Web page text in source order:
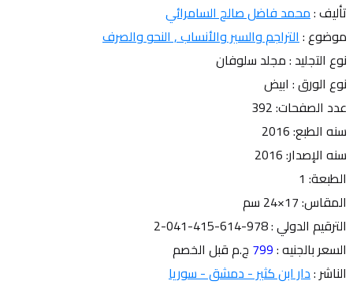
تأليف : محمد فاضل صالح السامرائي
موضوع : التراجم والسير والأنساب , النحو والصرف
نوع التجليد : مجلد سلوفان
نوع الورق : ابيض
عدد الصفحات: 392
سنه الطبع: 2016
سنه الإصدار: 2016
الطبعة: 1
المقاس: 17×24 سم
الترقيم الدولي : 978-614-415-041-2
السعر بالجنيه : 799 ج.م قبل الخصم
الناشر : دار ابن كثير - دمشق - سوريا